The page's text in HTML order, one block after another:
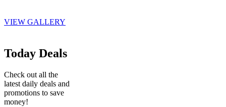
VIEW GALLERY
Today Deals
Check out all the
latest daily deals and
promotions to save
money!